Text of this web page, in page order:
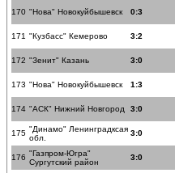
170 "Нова" Новокуйбышевск 0:3
171 "Кузбасс" Кемерово 3:2
172 "Зенит" Казань 3:0
173 "Нова" Новокуйбышевск 1:3
174 "АСК" Нижний Новгород 3:0
175 "Динамо" Ленинградксая
обл.
3:0
176 "Газпром-Югра"
Сургутский район
3:0